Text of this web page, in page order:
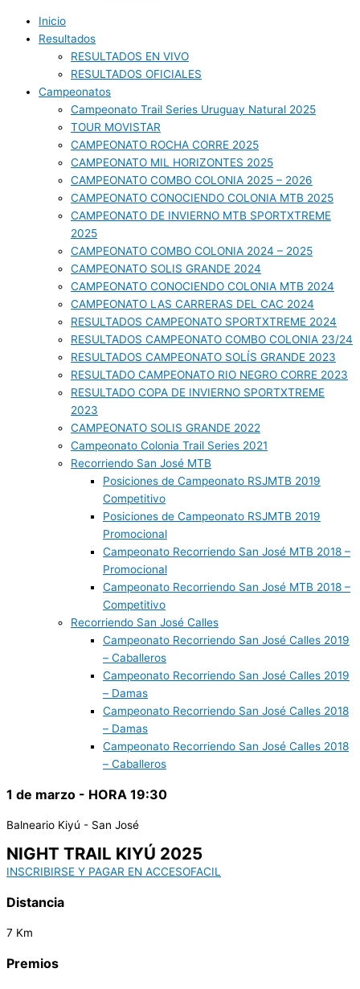
Inicio
Resultados
RESULTADOS EN VIVO
RESULTADOS OFICIALES
Campeonatos
Campeonato Trail Series Uruguay Natural 2025
TOUR MOVISTAR
CAMPEONATO ROCHA CORRE 2025
CAMPEONATO MIL HORIZONTES 2025
CAMPEONATO COMBO COLONIA 2025 – 2026
CAMPEONATO CONOCIENDO COLONIA MTB 2025
CAMPEONATO DE INVIERNO MTB SPORTXTREME
2025
CAMPEONATO COMBO COLONIA 2024 – 2025
CAMPEONATO SOLIS GRANDE 2024
CAMPEONATO CONOCIENDO COLONIA MTB 2024
CAMPEONATO LAS CARRERAS DEL CAC 2024
RESULTADOS CAMPEONATO SPORTXTREME 2024
RESULTADOS CAMPEONATO COMBO COLONIA 23/24
RESULTADOS CAMPEONATO SOLÍS GRANDE 2023
RESULTADO CAMPEONATO RIO NEGRO CORRE 2023
RESULTADO COPA DE INVIERNO SPORTXTREME
2023
CAMPEONATO SOLIS GRANDE 2022
Campeonato Colonia Trail Series 2021
Recorriendo San José MTB
Posiciones de Campeonato RSJMTB 2019
Competitivo
Posiciones de Campeonato RSJMTB 2019
Promocional
Campeonato Recorriendo San José MTB 2018 –
Promocional
Campeonato Recorriendo San José MTB 2018 –
Competitivo
Recorriendo San José Calles
Campeonato Recorriendo San José Calles 2019
– Caballeros
Campeonato Recorriendo San José Calles 2019
– Damas
Campeonato Recorriendo San José Calles 2018
– Damas
Campeonato Recorriendo San José Calles 2018
– Caballeros
1 de marzo - HORA 19:30
Balneario Kiyú - San José
NIGHT TRAIL KIYÚ 2025
INSCRIBIRSE Y PAGAR EN ACCESOFACIL
Distancia
7 Km
Premios